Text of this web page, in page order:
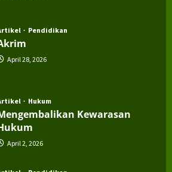
Pendidikan
April 28, 2026
Hukum
Kewarasan
April 2, 2026